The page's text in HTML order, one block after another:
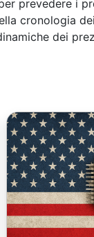
prevedere i
cronologia
dei